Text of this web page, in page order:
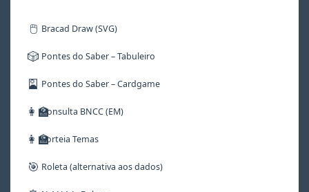
🖱️ Bracad Draw (SVG)
🎲 Pontes do Saber – Tabuleiro
🎴 Pontes do Saber – Cardgame
👩‍🏫Consulta BNCC (EM)
👩‍🏫Sorteia Temas
🎯 Roleta (alternativa aos dados)